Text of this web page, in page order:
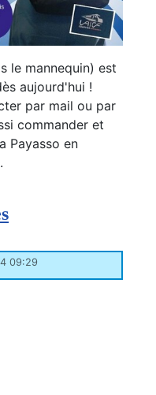
le mannequin) est
aujourd'hui !
par mail ou par
commander et
Payasso en
09:29